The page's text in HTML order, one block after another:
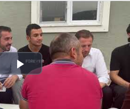
Play
Video